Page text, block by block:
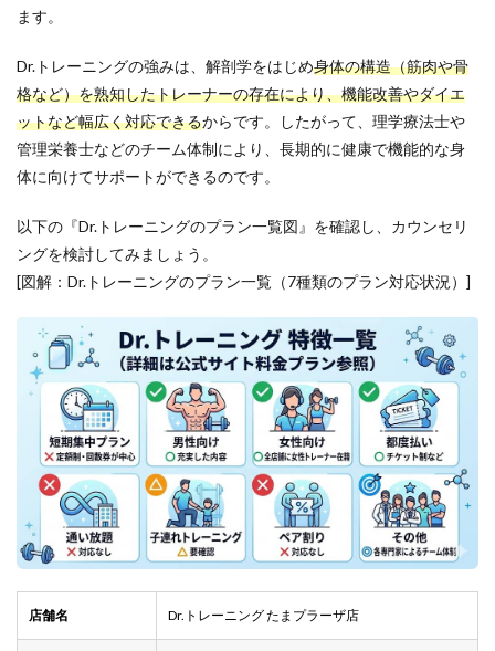
ます。
Dr.トレーニングの強みは、解剖学をはじめ身体の構造（筋肉や骨
格など）を熟知したトレーナーの存在により、機能改善やダイエ
ットなど幅広く対応できるからです。したがって、理学療法士や
管理栄養士などのチーム体制により、長期的に健康で機能的な身
体に向けてサポートができるのです。
以下の『Dr.トレーニングのプラン一覧図』を確認し、カウンセリ
ングを検討してみましょう。
[図解：Dr.トレーニングのプラン一覧（7種類のプラン対応状況）]
店舗名 Dr.トレーニング たまプラーザ店